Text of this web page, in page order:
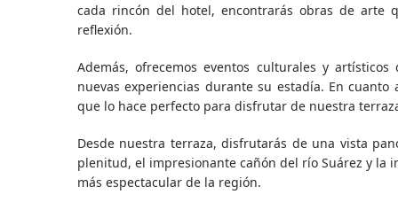
cada rincón del hotel, encontrarás obras de
reflexión.
Además, ofrecemos eventos culturales y
nuevas experiencias durante su estadía. En
que lo hace perfecto para disfrutar de nuestra
Desde nuestra terraza, disfrutarás de una vista
plenitud, el impresionante cañón del río Suárez y la
más espectacular de la región.